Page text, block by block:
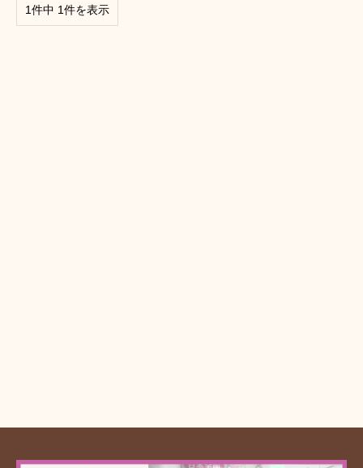
1件中 1件を表示